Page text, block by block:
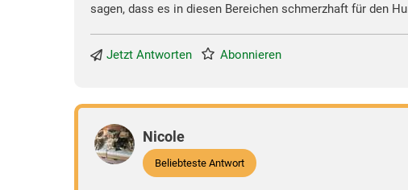
sagen, dass es in diesen Bereichen schmerzhaft für den
Jetzt Antworten Abonnieren
Nicole
Beliebteste Antwort